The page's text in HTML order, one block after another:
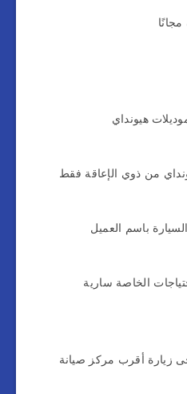
هيونداي
من ذوي الإعاقة فقط
باسم العميل
الخاصة سارية
زيارة أقرب مركز صيانة